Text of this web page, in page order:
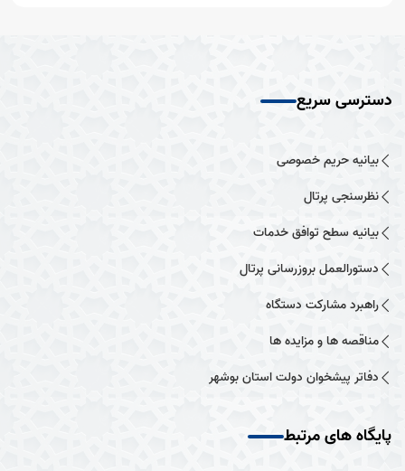
دسترسی سریع
بیانیه حریم خصوصی
نظرسنجی پرتال
بیانیه سطح توافق خدمات
دستورالعمل بروزرسانی پرتال
راهبرد مشارکت دستگاه
مناقصه ها و مزایده ها
دفاتر پیشخوان دولت استان بوشهر
پایگاه های مرتبط